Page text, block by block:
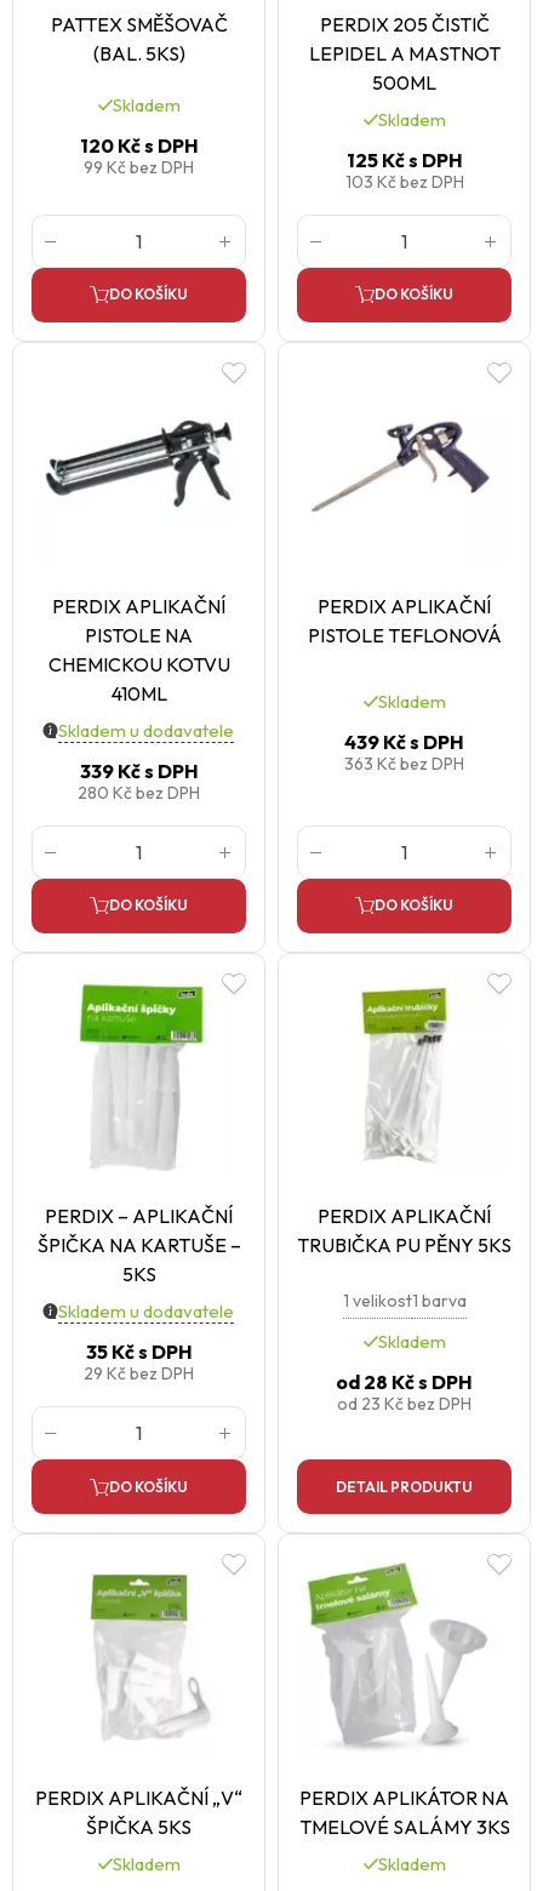
PATTEX SMĚŠOVAČ
(BAL. 5KS)
Skladem
120 Kčs DPH
99 Kčbez DPH
DO KOŠÍKU
PERDIX 205 ČISTIČ
LEPIDEL A MASTNOT
500ML
Skladem
125 Kčs DPH
103 Kčbez DPH
DO KOŠÍKU
PERDIX APLIKAČNÍ
PISTOLE NA
CHEMICKOU KOTVU
410ML
Skladem u dodavatele
339 Kčs DPH
280 Kčbez DPH
DO KOŠÍKU
PERDIX APLIKAČNÍ
PISTOLE TEFLONOVÁ
Skladem
439 Kčs DPH
363 Kčbez DPH
DO KOŠÍKU
PERDIX – APLIKAČNÍ
ŠPIČKA NA KARTUŠE –
5KS
Skladem u dodavatele
35 Kčs DPH
29 Kčbez DPH
DO KOŠÍKU
PERDIX APLIKAČNÍ
TRUBIČKA PU PĚNY 5KS
1 velikost1 barva
Skladem
od 28 Kčs DPH
od 23 Kčbez DPH
DETAIL PRODUKTU
PERDIX APLIKAČNÍ „V“
ŠPIČKA 5KS
Skladem
PERDIX APLIKÁTOR NA
TMELOVÉ SALÁMY 3KS
Skladem